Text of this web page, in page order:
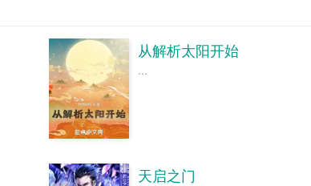
从解析太阳开始
...
天启之门